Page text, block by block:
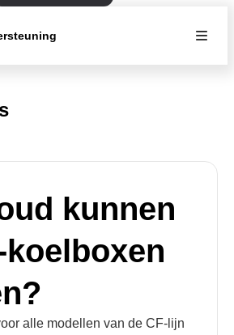
kunnen
koelboxen
alle modellen van de CF-lijn